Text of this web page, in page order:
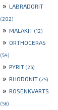
» LABRADORIT
(202)
» MALAKIT (12)
» ORTHOCERAS
(54)
» PYRIT (26)
» RHODONIT (25)
» ROSENKVARTS
(56)